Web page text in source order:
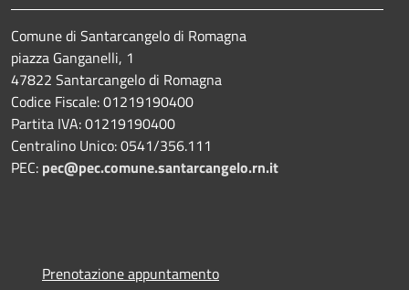
Comune di Santarcangelo di Romagna
piazza Ganganelli, 1
47822 Santarcangelo di Romagna
Codice Fiscale: 01219190400
Partita IVA: 01219190400
Centralino Unico: 0541/356.111
PEC: pec@pec.comune.santarcangelo.rn.it
Prenotazione appuntamento